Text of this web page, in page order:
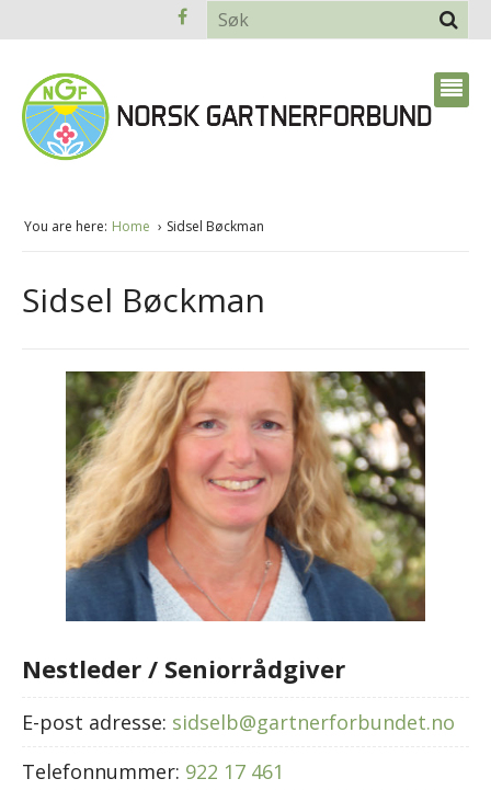
You are here: Home Sidsel Bøckman
Sidsel Bøckman
Nestleder / Seniorrådgiver
E-post adresse: sidselb@gartnerforbundet.no
Telefonnummer: 922 17 461